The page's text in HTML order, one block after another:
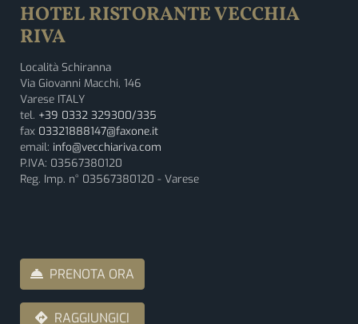
HOTEL RISTORANTE VECCHIA
RIVA
Località Schiranna
Via Giovanni Macchi, 146
Varese ITALY
tel. +39 0332 329300/335
fax 03321888147@faxone.it
email: info@vecchiariva.com
P.IVA: 03567380120
Reg. Imp. n° 03567380120 - Varese
PRENOTA ORA
RAGGIUNGICI